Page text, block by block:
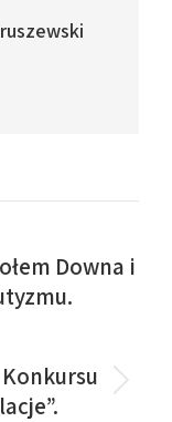
Downa i